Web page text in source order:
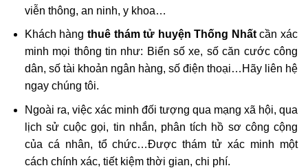
viễn thông, an ninh, y khoa…
Khách hàng thuê thám tử huyện Thống Nhấtcần xác
minh mọi thông tin như: Biển số xe, số căn cước công
dân, số tài khoản ngân hàng, số điện thoại…Hãy liên hệ
ngay chúng tôi.
Ngoài ra, việc xác minh đối tượng qua mạng xã hội, qua
lịch sử cuộc gọi, tin nhắn, phân tích hồ sơ công cộng
của cá nhân, tổ chức…Được thám tử xác minh một
cách chính xác, tiết kiệm thời gian, chi phí.